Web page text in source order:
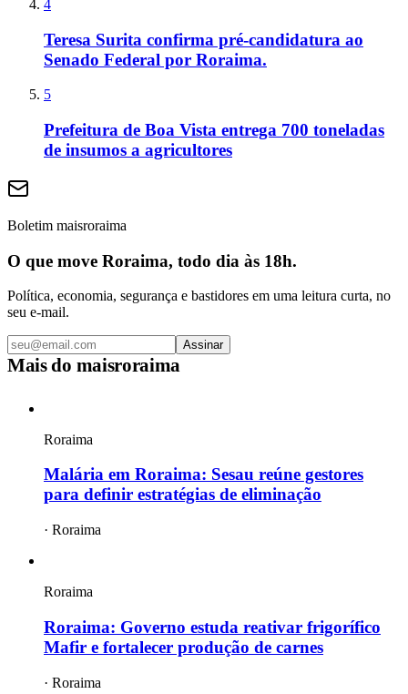
4
Teresa Surita confirma pré-candidatura ao
Senado Federal por Roraima.
5
Prefeitura de Boa Vista entrega 700 toneladas
de insumos a agricultores
Boletim maisroraima
O que move Roraima, todo dia às 18h.
Política, economia, segurança e bastidores em uma leitura curta, no
seu e-mail.
Assinar
Mais do maisroraima
Roraima
Malária em Roraima: Sesau reúne gestores
para definir estratégias de eliminação
· Roraima
Roraima
Roraima: Governo estuda reativar frigorífico
Mafir e fortalecer produção de carnes
· Roraima